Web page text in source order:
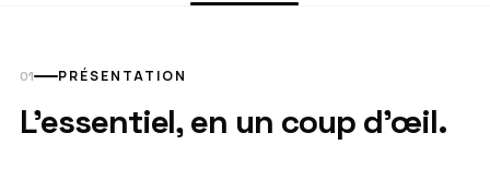
PRÉSENTATION
L'essentiel, en un coup d'œil.